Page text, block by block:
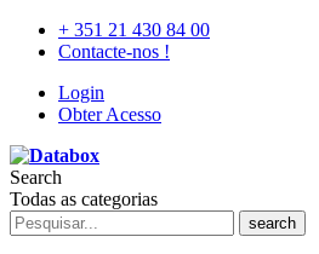
+ 351 21 430 84 00
Contacte-nos !
Login
Obter Acesso
Search
Todas as categorias
search